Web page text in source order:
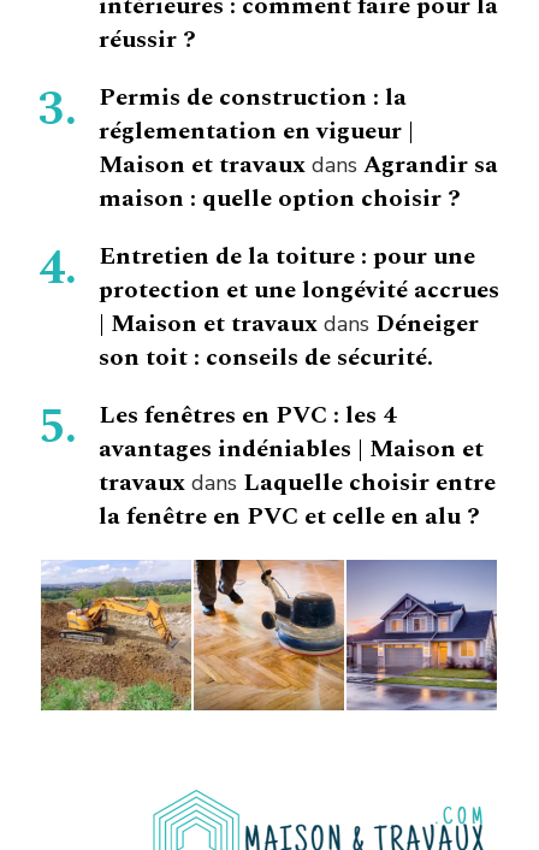
réussir ?
Permis de construction : la
réglementation en vigueur |
Maison et travaux dans Agrandir sa
maison : quelle option choisir ?
Entretien de la toiture : pour une
protection et une longévité accrues
| Maison et travaux dans Déneiger
son toit : conseils de sécurité.
Les fenêtres en PVC : les 4
avantages indéniables | Maison et
travaux dans Laquelle choisir entre
la fenêtre en PVC et celle en alu ?